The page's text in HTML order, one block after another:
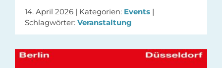
14. April 2026 | Kategorien: Events |
Schlagwörter: Veranstaltung